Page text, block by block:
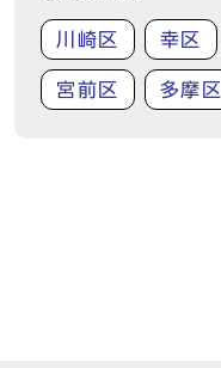
川崎区 幸区
宮前区 多摩区